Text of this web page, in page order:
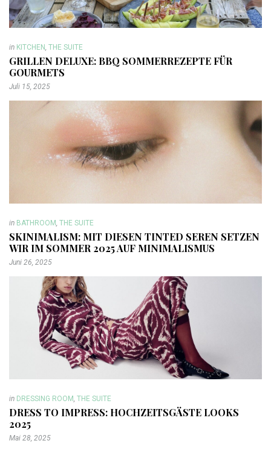
in KITCHEN, THE SUITE
GRILLEN DELUXE: BBQ SOMMERREZEPTE FÜR
GOURMETS
Juli 15, 2025
in BATHROOM, THE SUITE
SKINIMALISM: MIT DIESEN TINTED SEREN SETZEN
WIR IM SOMMER 2025 AUF MINIMALISMUS
Juni 26, 2025
in DRESSING ROOM, THE SUITE
DRESS TO IMPRESS: HOCHZEITSGÄSTE LOOKS
2025
Mai 28, 2025